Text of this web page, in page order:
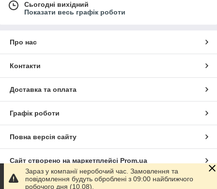
Сьогодні вихідний
Показати весь графік роботи
Про нас
Контакти
Доставка та оплата
Графік роботи
Повна версія сайту
Сайт створено на маркетплейсі Prom.ua
Політика конфіденційності
Зараз у компанії неробочий час. Замовлення та
повідомлення будуть оброблені з 09:00 найближчого
робочого дня (10.08).